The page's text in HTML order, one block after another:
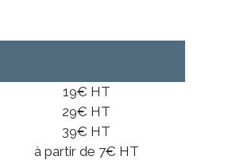
19€ HT
29€ HT
39€ HT
à partir de 7€ HT